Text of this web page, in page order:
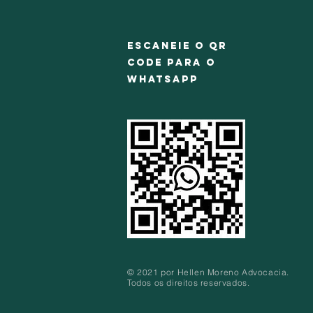
Escaneie o QR
CODE para o
Whatsapp
© 2021 por Hellen Moreno Advocacia.
Todos os direitos reservados.